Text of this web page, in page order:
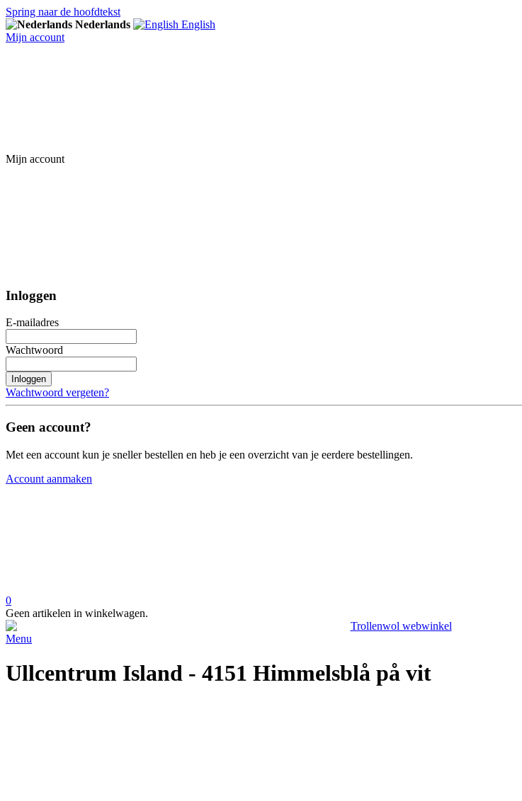
Spring naar de hoofdtekst
Nederlands
English
Mijn account
Mijn account
Inloggen
E-mailadres
Wachtwoord
Inloggen
Wachtwoord vergeten?
Geen account?
Met een account kun je sneller bestellen en heb je een overzicht van je eerdere bestellingen.
Account aanmaken
0
Geen artikelen in winkelwagen.
Menu
Ullcentrum Island - 4151 Himmelsblå på vit